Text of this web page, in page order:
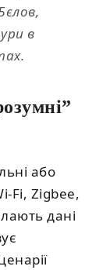
в
або
Fi, Zigbee,
дані